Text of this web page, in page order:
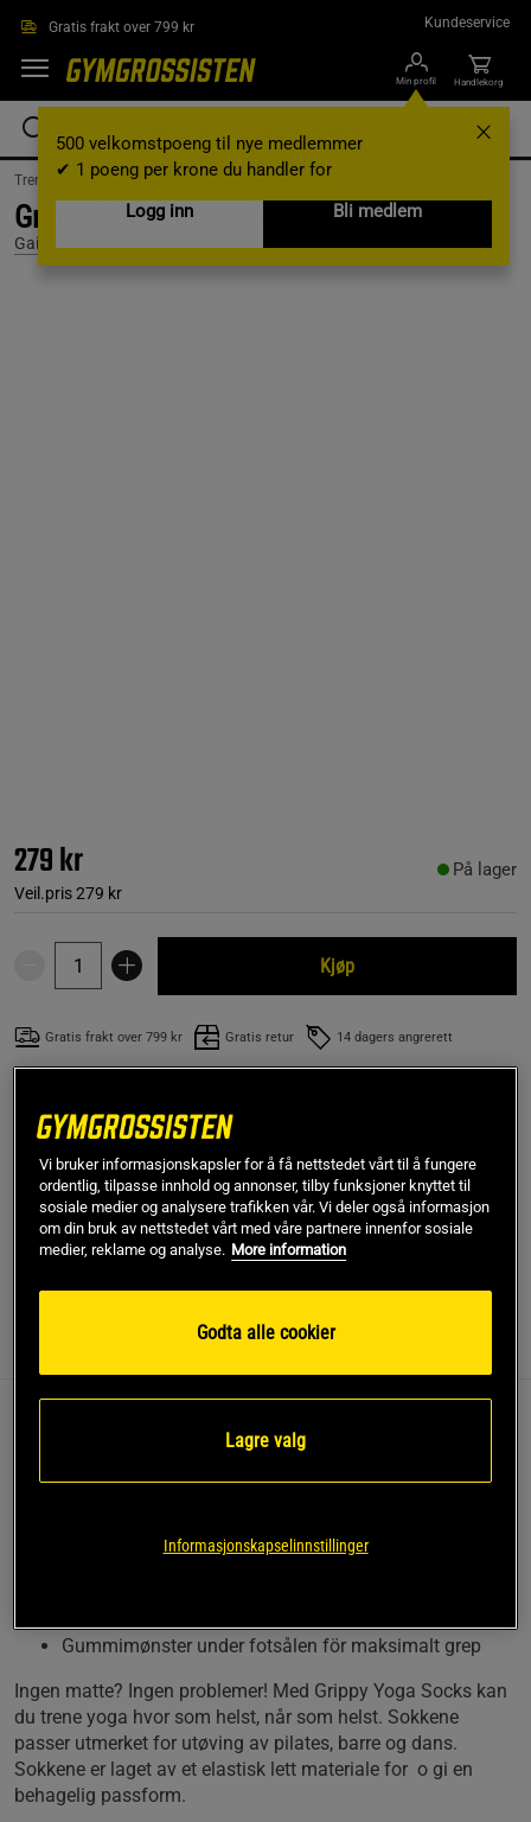
Gratis frakt over 799 kr Kundeservice
Min profil
500 velkomstpoeng til nye medlemmer
✔ 1 poeng per krone du handler for
Logg inn
Bli medlem
Handlekorg
Treningsutstyr & tilbehør /Yoga /Yogatilbehør
Grippy Yogasokker 2-pakk
Gaiam
279 kr
Veil.pris279 kr
På lager
Kjøp
Gratis frakt over 799 kr Gratis retur 14 dagers angrerett
Endelig er de her! Grippy Yoga-Barre Sokker i 2-pakning!
Stilige og smarte ballettinspirerte sokker fra Gaiam med
anti-skli såle. Designet for å muliggjøre yogatrening uten
matte!
Endelig er de her! Grippy Yoga-Barre Sokker i 2-
pakning! Stilige og smarte ballettinspirerte sokker fra
Gaiam med anti-skli såle. Designet for å muliggjøre
Gummimønster under fotsålen för maksimalt grep
Ingen matte? Ingen problemer! Med Grippy Yoga Socks kan
du trene yoga hvor som helst, når som helst. Sokkene
passer utmerket for utøving av pilates, barre og dans.
Sokkene er laget av et elastisk lett materiale for o gi en
behagelig passform.
Vi bruker informasjonskapsler for å få nettstedet vårt til å fungere
ordentlig, tilpasse innhold og annonser, tilby funksjoner knyttet til
sosiale medier og analysere trafikken vår. Vi deler også informasjon
om din bruk av nettstedet vårt med våre partnere innenfor sosiale
medier, reklame og analyse. More information
Godta alle cookier
Lagre valg
Informasjonskapselinnstillinger